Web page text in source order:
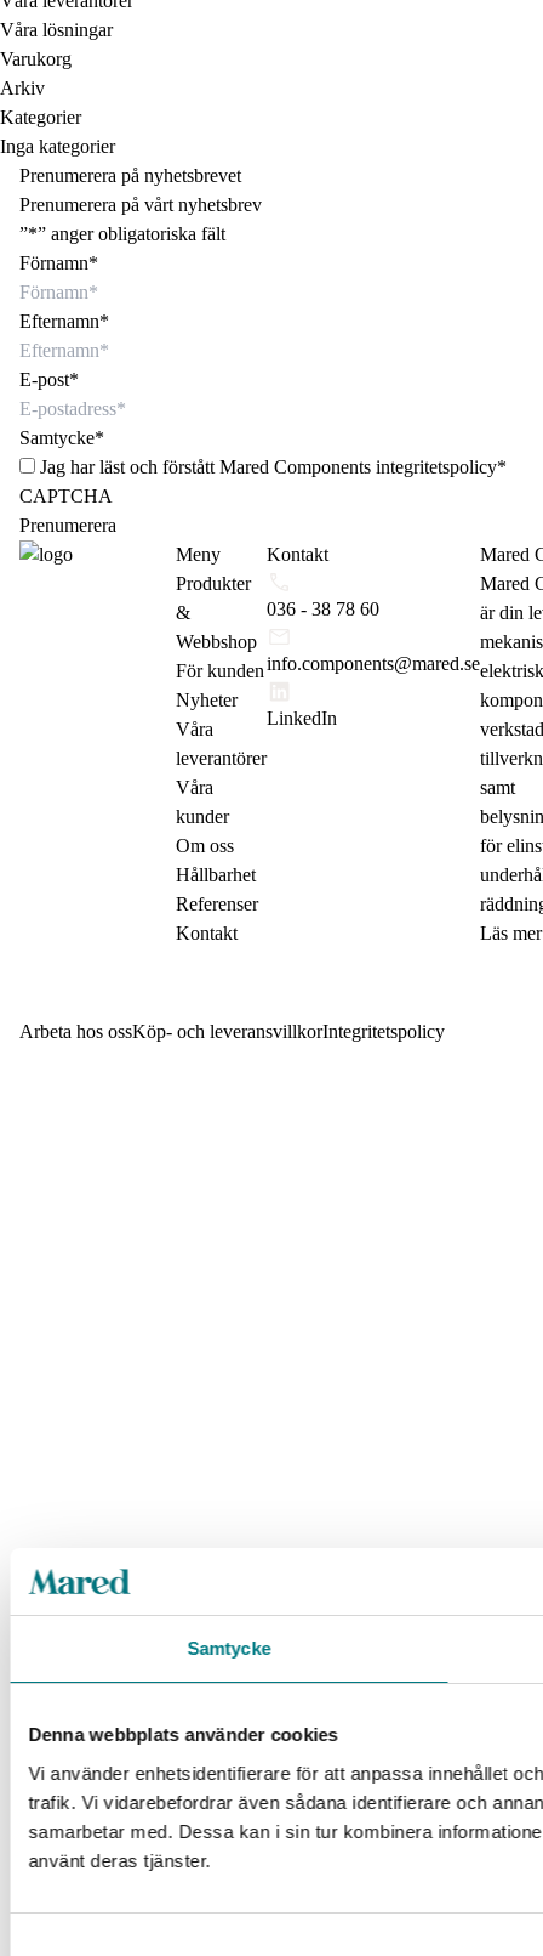
Samtycke
Denna webbplats använder cookies
Vi använder enhetsidentifierare för att anpassa innehållet
trafik. Vi vidarebefordrar även sådana identifierare och
samarbetar med. Dessa kan i sin tur kombinera
använt deras tjänster.
Våra lösningar
Varukorg
Arkiv
Kategorier
Inga kategorier
Prenumerera på nyhetsbrevet
Prenumerera på vårt nyhetsbrev
”*” anger obligatoriska fält
Förnamn*
Efternamn*
E-post*
Samtycke*
Jag har läst och förstått Mared Components integritetspolicy*
CAPTCHA
Meny
Produkter
&
Webbshop
För kunden
Nyheter
Våra
leverantörer
Våra
kunder
Om oss
Hållbarhet
Referenser
Kontakt
Kontakt
036 - 38 78 60
info.components@mared.se
LinkedIn
Mared
Mared
är din
samt
för
Läs
Arbeta hos ossKöp- och leveransvillkorIntegritetspolicy